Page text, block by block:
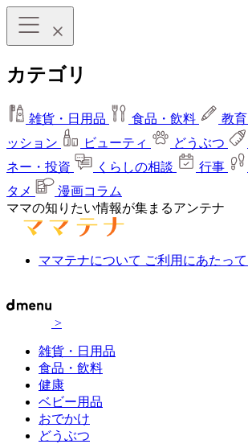
カテゴリ
雑貨・日用品 食品・飲料 教育
ッション
ビューティ どうぶつ
ネー・投資
くらしの相談 行事
タメ
漫画コラム
ママの知りたい情報が集まるアンテナ
ママテナについて ご利用にあたって
>
雑貨・日用品
食品・飲料
健康
ベビー用品
おでかけ
どうぶつ